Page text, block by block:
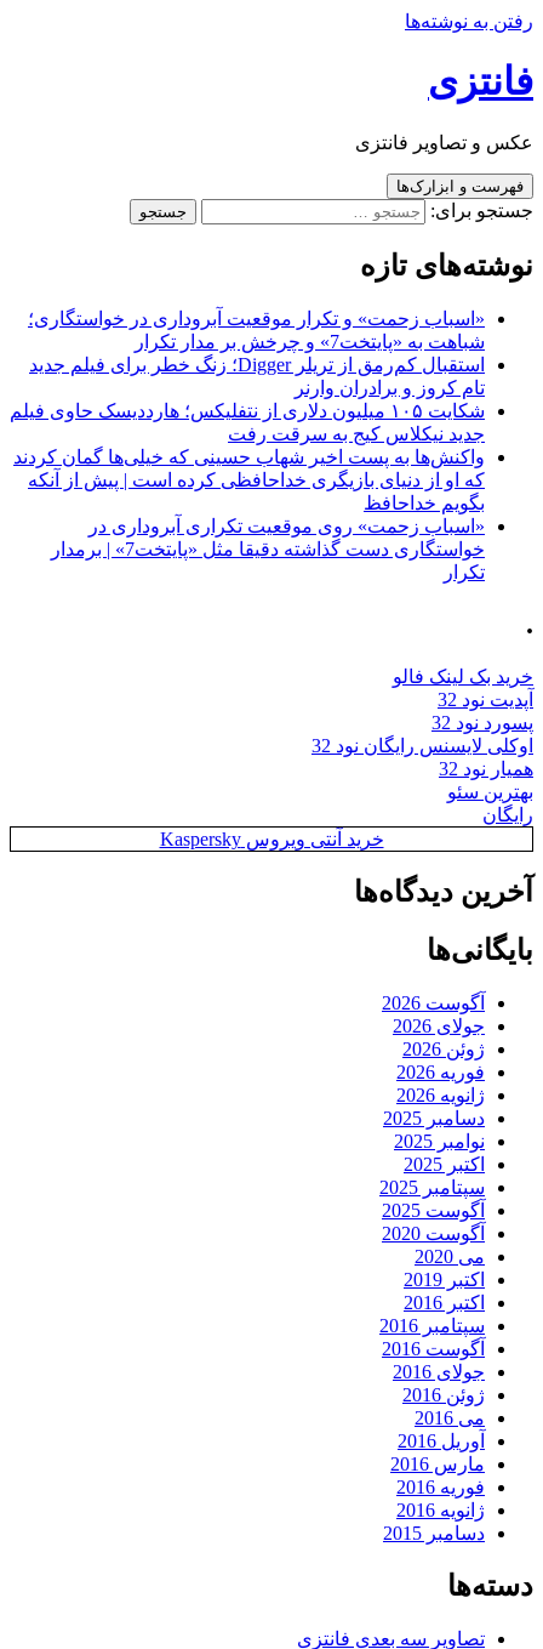
رفتن به نوشته‌ها
فانتزی
عکس و تصاویر فانتزی
فهرست و ابزارک‌ها
جستجو برای:
نوشته‌های تازه
«اسباب زحمت» و تکرار موقعیت آبروداری در خواستگاری؛
شباهت به «پایتخت7» و چرخش بر مدار تکرار
استقبال کم‌رمق از تریلر Digger؛ زنگ خطر برای فیلم جدید
تام کروز و برادران وارنر
شکایت ۱۰۵ میلیون دلاری از نتفلیکس؛ هارددیسک حاوی فیلم
جدید نیکلاس کیج به سرقت رفت
واکنش‌ها به پست اخیر شهاب حسینی که خیلی‌ها گمان کردند
که او از دنیای بازیگری خداحافظی کرده است | پیش از آنکه
بگویم خداحافظ
«اسباب زحمت» روی موقعیت تکراری آبروداری در
خواستگاری دست گذاشته دقیقا مثل «پایتخت7» | برمدار
تکرار
.
خرید بک لینک فالو
آپدیت نود 32
پسورد نود 32
اوکلی لایسنس رایگان نود 32
همیار نود 32
بهترین سئو
رایگان
خرید آنتی ویروس Kaspersky
آخرین دیدگاه‌ها
بایگانی‌ها
آگوست 2026
جولای 2026
ژوئن 2026
فوریه 2026
ژانویه 2026
دسامبر 2025
نوامبر 2025
اکتبر 2025
سپتامبر 2025
آگوست 2025
آگوست 2020
می 2020
اکتبر 2019
اکتبر 2016
سپتامبر 2016
آگوست 2016
جولای 2016
ژوئن 2016
می 2016
آوریل 2016
مارس 2016
فوریه 2016
ژانویه 2016
دسامبر 2015
دسته‌ها
تصاویر سه بعدی فانتزی